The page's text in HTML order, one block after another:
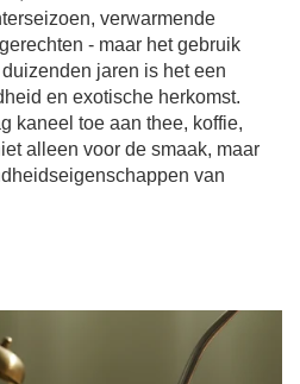
en exotische herkomst.
kaneel toe aan thee, koffie,
alleen voor de smaak, maar
van